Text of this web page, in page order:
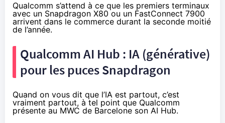
Qualcomm s’attend à ce que les premiers terminaux
avec un Snapdragon X80 ou un FastConnect 7900
arrivent dans le commerce durant la seconde moitié
de l’année.
Qualcomm AI Hub : IA (générative)
pour les puces Snapdragon
Quand on vous dit que l’IA est partout, c’est
vraiment partout, à tel point que Qualcomm
présente au MWC de Barcelone son AI Hub.